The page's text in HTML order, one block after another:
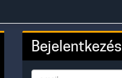
Bejelentkezés